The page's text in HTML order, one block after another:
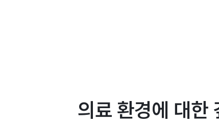
의료 환경에 대한